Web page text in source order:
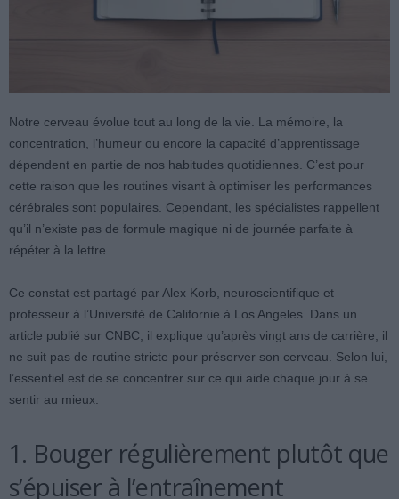
Notre cerveau évolue tout au long de la vie. La mémoire, la
concentration, l’humeur ou encore la capacité d’apprentissage
dépendent en partie de nos habitudes quotidiennes. C’est pour
cette raison que les routines visant à optimiser les performances
cérébrales sont populaires. Cependant, les spécialistes rappellent
qu’il n’existe pas de formule magique ni de journée parfaite à
répéter à la lettre.
Ce constat est partagé par Alex Korb, neuroscientifique et
professeur à l’Université de Californie à Los Angeles. Dans un
article publié sur CNBC, il explique qu’après vingt ans de carrière, il
ne suit pas de routine stricte pour préserver son cerveau. Selon lui,
l’essentiel est de se concentrer sur ce qui aide chaque jour à se
sentir au mieux.
1. Bouger régulièrement plutôt que
s’épuiser à l’entraînement